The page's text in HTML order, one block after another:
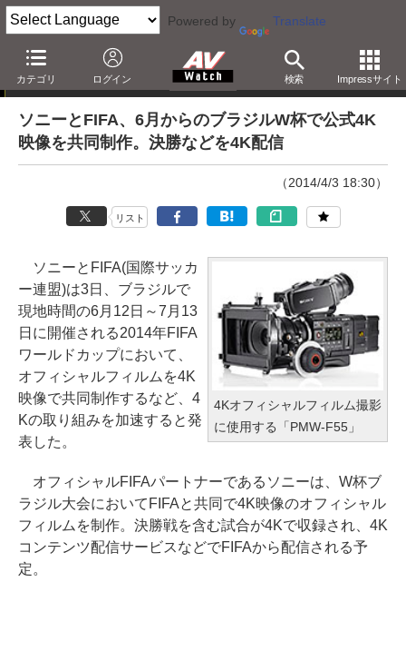
Powered by Translate
カテゴリ ログイン 検索 Impressサイト
ニュース
ソニーとFIFA、6月からのブラジルW杯で公式4K
映像を共同制作。決勝などを4K配信
（2014/4/3 18:30）
リスト
4Kオフィシャルフィルム撮影
に使用する「PMW-F55」
ソニーとFIFA(国際サッカ
ー連盟)は3日、ブラジルで
現地時間の6月12日～7月13
日に開催される2014年FIFA
ワールドカップにおいて、
オフィシャルフィルムを4K
映像で共同制作するなど、4
Kの取り組みを加速すると発
表した。
オフィシャルFIFAパートナーであるソニーは、W杯ブ
ラジル大会においてFIFAと共同で4K映像のオフィシャル
フィルムを制作。決勝戦を含む試合が4Kで収録され、4K
コンテンツ配信サービスなどでFIFAから配信される予
定。